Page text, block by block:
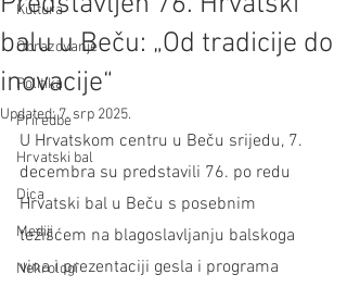
Kultura
Obrazovanje
Politika
Priredbe
Hrvatski bal
Dica
Mediji
Nekrologi
balu u Beču: „Od tradicije do
inovacije“
Updated:7. srp 2025.
U Hrvatskom centru u Beču srijedu, 7.
decembra su predstavili 76. po redu
Hrvatski bal u Beču s posebnim
težišćem na blagoslavljanju balskoga
vina i prezentaciji gesla i programa